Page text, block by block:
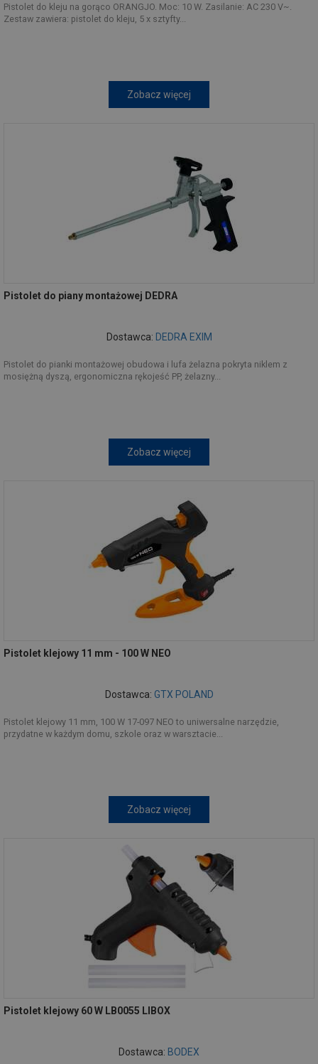
Pistolet do kleju na gorąco ORANGJO. Moc: 10 W. Zasilanie: AC 230 V~.
Zestaw zawiera: pistolet do kleju, 5 x sztyfty...
Zobacz więcej
Pistolet do piany montażowej DEDRA
Dostawca: DEDRA EXIM
Pistolet do pianki montażowej obudowa i lufa żelazna pokryta niklem z
mosiężną dyszą, ergonomiczna rękojeść PP, żelazny...
Zobacz więcej
Pistolet klejowy 11 mm - 100 W NEO
Dostawca: GTX POLAND
Pistolet klejowy 11 mm, 100 W 17-097 NEO to uniwersalne narzędzie,
przydatne w każdym domu, szkole oraz w warsztacie...
Zobacz więcej
Pistolet klejowy 60 W LB0055 LIBOX
Dostawca: BODEX